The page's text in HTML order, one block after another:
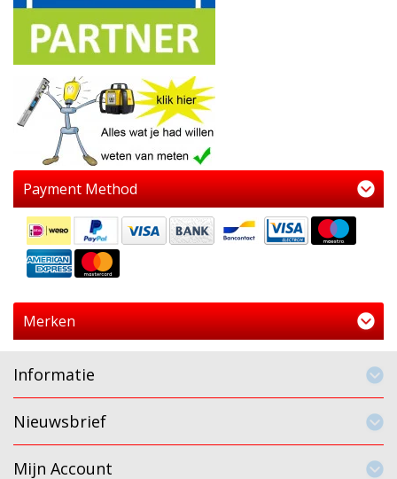
Payment Method
Merken
Informatie
Nieuwsbrief
Mijn Account